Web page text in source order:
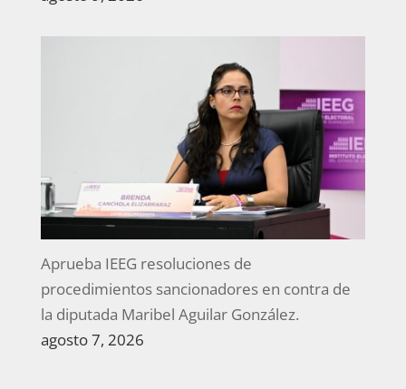
Aprueba IEEG resoluciones de
procedimientos sancionadores en contra de
la diputada Maribel Aguilar González.
agosto 7, 2026